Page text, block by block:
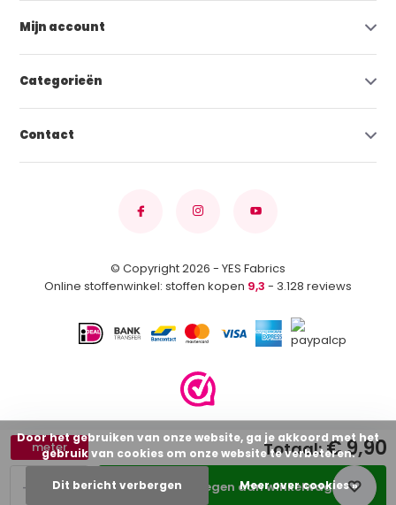
+
-
meter
Toevoegen aan winkelwagen
Totaal:€ 9,90
Mijn account
Categorieën
Contact
© Copyright 2026 - YES Fabrics
Online stoffenwinkel: stoffen kopen 9,3 - 3.128 reviews
Door het gebruiken van onze website, ga je akkoord met het
gebruik van cookies om onze website te verbeteren.
Dit bericht verbergen Meer over cookies »